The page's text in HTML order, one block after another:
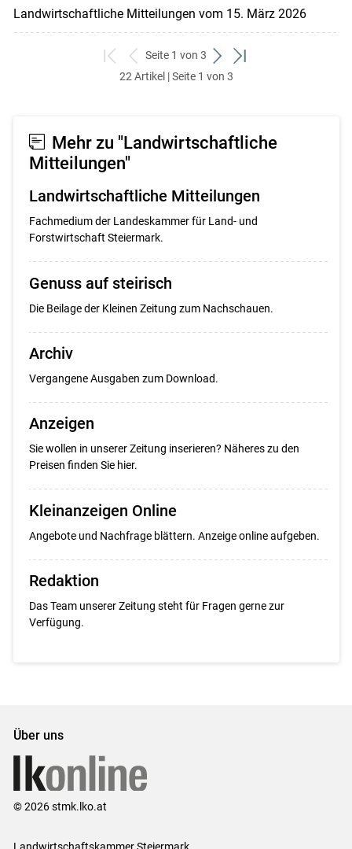
Landwirtschaftliche Mitteilungen vom 15. März 2026
zum
ersten
zurück
zum
Seite 1 von 3
weiter
zum
zum
22 Artikel | Seite 1 von 3
Mehr zu "Landwirtschaftliche
Mitteilungen"
Landwirtschaftliche Mitteilungen
Fachmedium der Landeskammer für Land- und
Forstwirtschaft Steiermark.
Genuss auf steirisch
Die Beilage der Kleinen Zeitung zum Nachschauen.
Archiv
Vergangene Ausgaben zum Download.
Anzeigen
Sie wollen in unserer Zeitung inserieren? Näheres zu den
Preisen finden Sie hier.
Kleinanzeigen Online
Angebote und Nachfrage blättern. Anzeige online aufgeben.
Redaktion
Das Team unserer Zeitung steht für Fragen gerne zur
Verfügung.
Über uns
© 2026 stmk.lko.at
Landwirtschaftskammer Steiermark